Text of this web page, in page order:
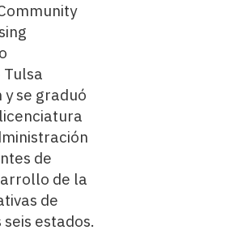
y se graduó
de
de la
de
estados.